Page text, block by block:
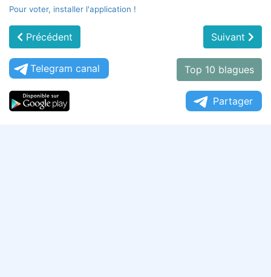
Pour voter, installer l'application !
Précédent Suivant
Telegram canal Top 10 blagues
Partager